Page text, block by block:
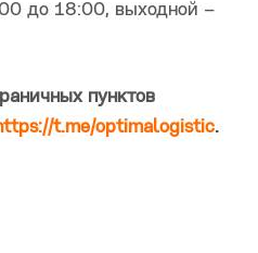
до 18:00, выходной –
пунктов
t.me/optimalogistic.